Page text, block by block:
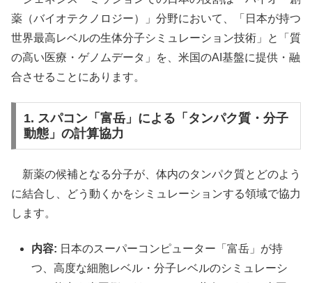
薬（バイオテクノロジー）」分野において、「日本が持つ
世界最高レベルの生体分子シミュレーション技術」と「質
の高い医療・ゲノムデータ」を、米国のAI基盤に提供・融
合させることにあります。
1. スパコン「富岳」による「タンパク質・分子
動態」の計算協力
新薬の候補となる分子が、体内のタンパク質とどのよう
に結合し、どう動くかをシミュレーションする領域で協力
します。
内容: 日本のスーパーコンピューター「富岳」が持
つ、高度な細胞レベル・分子レベルのシミュレーシ